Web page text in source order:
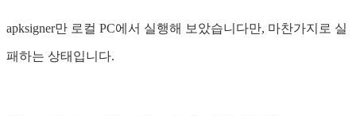
apksigner만 로컬 PC에서 실행해 보았습니다만, 마찬가지로 실
패하는 상태입니다.